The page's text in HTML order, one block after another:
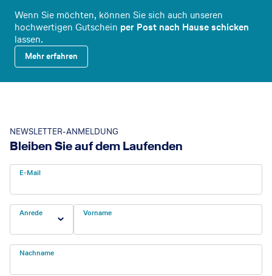
Wenn Sie möchten, können Sie sich auch unseren
hochwertigen Gutschein per Post nach Hause schicken
lassen.
Mehr erfahren
NEWSLETTER-ANMELDUNG
Bleiben Sie auf dem Laufenden
E-Mail
Anrede Vorname
Nachname